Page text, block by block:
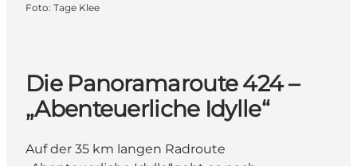
Foto: Tage Klee
Die Panoramaroute 424 –
„Abenteuerliche Idylle“
Auf der 35 km langen Radroute